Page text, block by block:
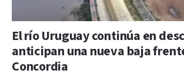
El río Uruguay continúa en
anticipan una nueva baja
Concordia